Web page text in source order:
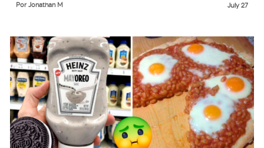
July 27
Por Jonathan M